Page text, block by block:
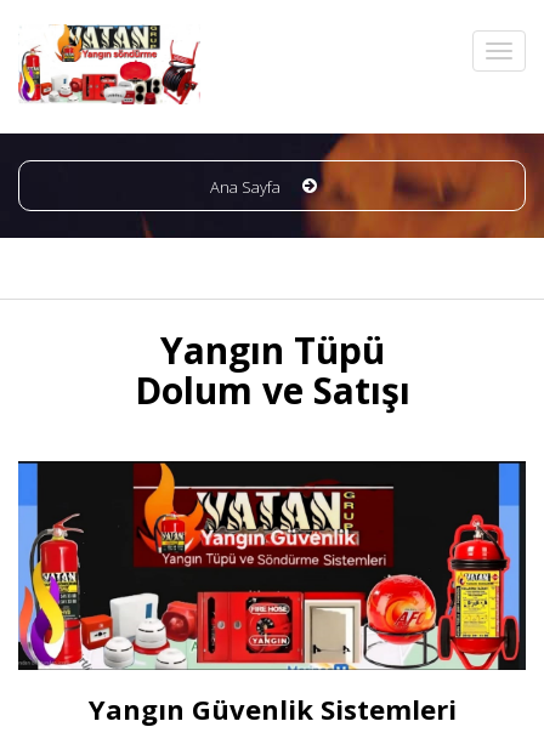
Ana Sayfa
Yangın Tüpü
Dolum ve Satışı
Yangın Güvenlik Sistemleri